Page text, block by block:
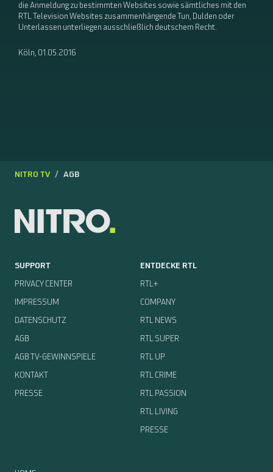
die Anmeldung zu bestimmten Websites sowie sämtliches mit den
RTL Television Websites zusammenhängende Tun, Dulden oder
Unterlassen unterliegen ausschließlich deutschem Recht.
Köln, 01.05.2016
NITRO TV AGB
SUPPORT
PRIVACY CENTER
IMPRESSUM
DATENSCHUTZ
AGB
AGB TV-GEWINNSPIELE
KONTAKT
PRESSE
ENTDECKE RTL
RTL+
COMPANY
RTL NEWS
RTL SUPER
RTL UP
RTL CRIME
RTL PASSION
RTL LIVING
PRESSE